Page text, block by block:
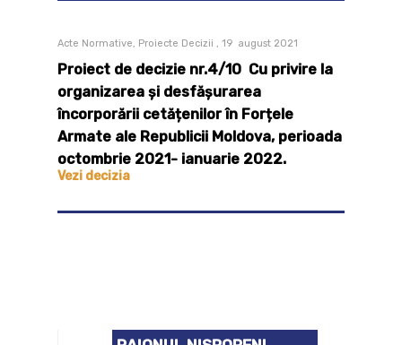
Acte Normative, Proiecte Decizii , 19 august 2021
Proiect de decizie nr.4/10 Cu privire la
organizarea și desfășurarea
încorporării cetățenilor în Forțele
Armate ale Republicii Moldova, perioada
octombrie 2021- ianuarie 2022.
Vezi decizia